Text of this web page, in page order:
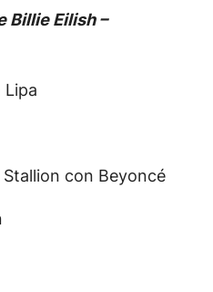
Billie Eilish –
Lipa
con Beyoncé